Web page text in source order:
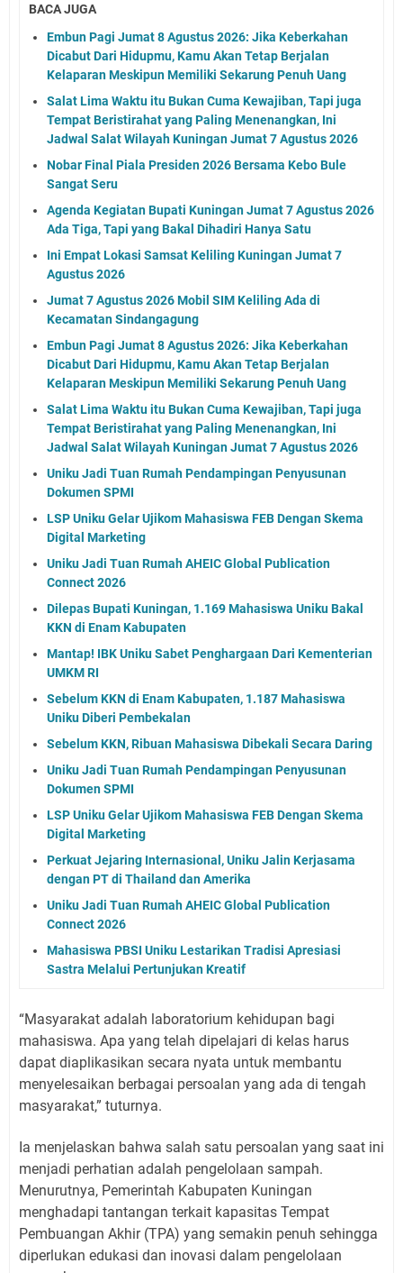
BACA JUGA
Embun Pagi Jumat 8 Agustus 2026: Jika Keberkahan
Dicabut Dari Hidupmu, Kamu Akan Tetap Berjalan
Kelaparan Meskipun Memiliki Sekarung Penuh Uang
Salat Lima Waktu itu Bukan Cuma Kewajiban, Tapi juga
Tempat Beristirahat yang Paling Menenangkan, Ini
Jadwal Salat Wilayah Kuningan Jumat 7 Agustus 2026
Nobar Final Piala Presiden 2026 Bersama Kebo Bule
Sangat Seru
Agenda Kegiatan Bupati Kuningan Jumat 7 Agustus 2026
Ada Tiga, Tapi yang Bakal Dihadiri Hanya Satu
Ini Empat Lokasi Samsat Keliling Kuningan Jumat 7
Agustus 2026
Jumat 7 Agustus 2026 Mobil SIM Keliling Ada di
Kecamatan Sindangagung
Embun Pagi Jumat 8 Agustus 2026: Jika Keberkahan
Dicabut Dari Hidupmu, Kamu Akan Tetap Berjalan
Kelaparan Meskipun Memiliki Sekarung Penuh Uang
Salat Lima Waktu itu Bukan Cuma Kewajiban, Tapi juga
Tempat Beristirahat yang Paling Menenangkan, Ini
Jadwal Salat Wilayah Kuningan Jumat 7 Agustus 2026
Uniku Jadi Tuan Rumah Pendampingan Penyusunan
Dokumen SPMI
LSP Uniku Gelar Ujikom Mahasiswa FEB Dengan Skema
Digital Marketing
Uniku Jadi Tuan Rumah AHEIC Global Publication
Connect 2026
Dilepas Bupati Kuningan, 1.169 Mahasiswa Uniku Bakal
KKN di Enam Kabupaten
Mantap! IBK Uniku Sabet Penghargaan Dari Kementerian
UMKM RI
Sebelum KKN di Enam Kabupaten, 1.187 Mahasiswa
Uniku Diberi Pembekalan
Sebelum KKN, Ribuan Mahasiswa Dibekali Secara Daring
Uniku Jadi Tuan Rumah Pendampingan Penyusunan
Dokumen SPMI
LSP Uniku Gelar Ujikom Mahasiswa FEB Dengan Skema
Digital Marketing
Perkuat Jejaring Internasional, Uniku Jalin Kerjasama
dengan PT di Thailand dan Amerika
Uniku Jadi Tuan Rumah AHEIC Global Publication
Connect 2026
Mahasiswa PBSI Uniku Lestarikan Tradisi Apresiasi
Sastra Melalui Pertunjukan Kreatif
“Masyarakat adalah laboratorium kehidupan bagi
mahasiswa. Apa yang telah dipelajari di kelas harus
dapat diaplikasikan secara nyata untuk membantu
menyelesaikan berbagai persoalan yang ada di tengah
masyarakat,” tuturnya.
Ia menjelaskan bahwa salah satu persoalan yang saat ini
menjadi perhatian adalah pengelolaan sampah.
Menurutnya, Pemerintah Kabupaten Kuningan
menghadapi tantangan terkait kapasitas Tempat
Pembuangan Akhir (TPA) yang semakin penuh sehingga
diperlukan edukasi dan inovasi dalam pengelolaan